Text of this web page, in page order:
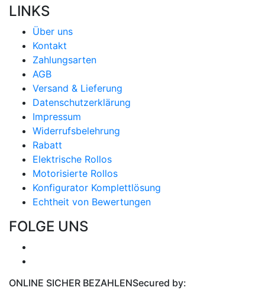
LINKS
Über uns
Kontakt
Zahlungsarten
AGB
Versand & Lieferung
Datenschutzerklärung
Impressum
Widerrufsbelehrung
Rabatt
Elektrische Rollos
Motorisierte Rollos
Konfigurator Komplettlösung
Echtheit von Bewertungen
FOLGE UNS
ONLINE SICHER BEZAHLENSecured by: